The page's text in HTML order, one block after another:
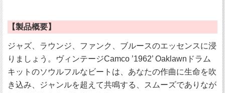
【製品概要】
ジャズ、ラウンジ、ファンク、ブルースのエッセンスに浸
りましょう。ヴィンテージCamco ’1962’ Oaklawnドラム
キットのソウルフルなビートは、あなたの作曲に生命を吹
き込み、ジャンルを超えて共鳴する、スムーズでありなが